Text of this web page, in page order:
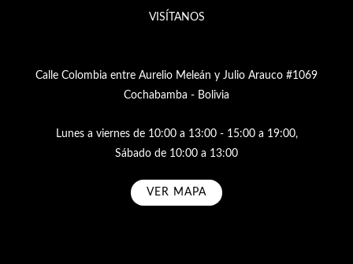
VISÍTANOS
Calle Colombia entre Aurelio Meleán y Julio Arauco #1069
Cochabamba - Bolivia
Lunes a viernes de 10:00 a 13:00 - 15:00 a 19:00,
Sábado de 10:00 a 13:00
VER MAPA